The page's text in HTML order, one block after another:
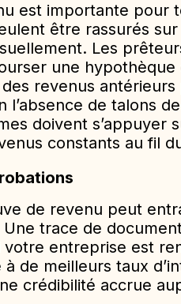
est importante pour
être rassurés
Les
une
revenus
l’absence de talons
doivent s’appuyer
constants au fil
de revenu peut
trace de
votre entreprise est
de meilleurs taux
crédibilité accrue